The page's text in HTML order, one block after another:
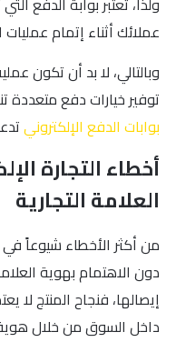
عملائك أثناء إتمام عمليات
وبالتالي، لا بد أن تكون
توفير خيارات دفع
بوابات الدفع الإلكتروني
أخطاء التجارة
العلامة التجارية
من أكثر الأخطاء شيوعاً في
دون الاهتمام بهوية
إيصالها، فنجاح المنتج
داخل السوق من خلال